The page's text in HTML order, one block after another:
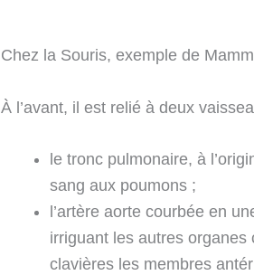
Chez la Souris, exemple de
À l’avant, il est relié à deux
le tronc pulmonaire, à
sang aux poumons ;
l’artère aorte courbée en
irriguant les autres
clavières les membres